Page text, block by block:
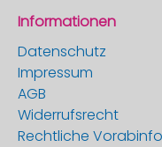
Informationen
Datenschutz
Impressum
AGB
Widerrufsrecht
Rechtliche